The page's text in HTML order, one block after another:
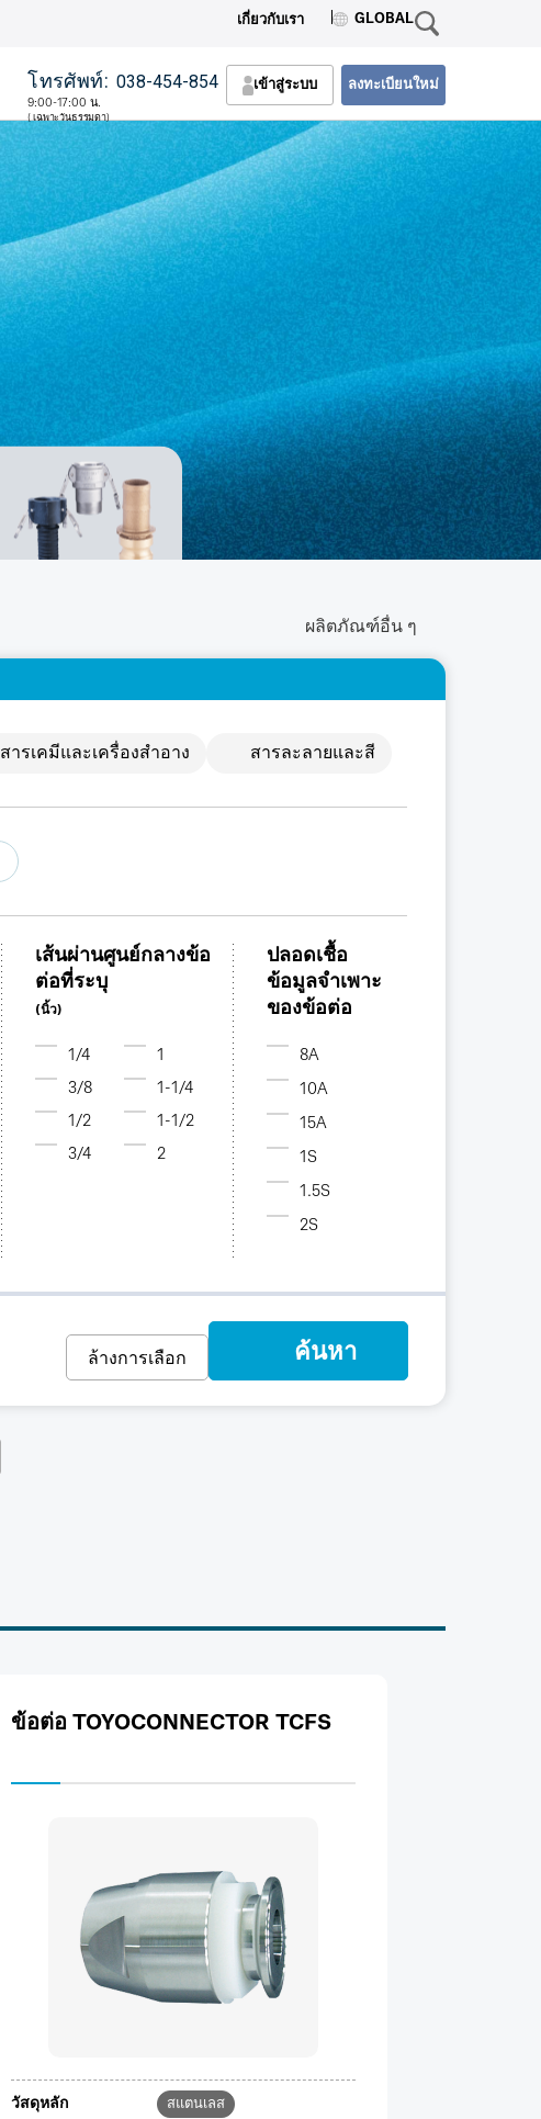
เกี่ยวกับเรา GLOBAL
โทรศัพท์: 038-454-854
9:00-17:00 น.
( เฉพาะวันธรรมดา)
เข้าสู่ระบบ ลงทะเบียนใหม่
ผลิตภัณฑ์อื่น ๆ
สารเคมีและเครื่องสำอาง สารละลายและสี
เส้นผ่านศูนย์กลางข้อ
ต่อที่ระบุ
(นิ้ว)
1/4
3/8
1/2
3/4
1
1-1/4
1-1/2
2
ปลอดเชื้อ
ข้อมูลจำเพาะ
ของข้อต่อ
8A
10A
15A
1S
1.5S
2S
ล้างการเลือก ค้นหา
ข้อต่อ TOYOCONNECTOR TCFS
วัสดุหลัก สแตนเลส